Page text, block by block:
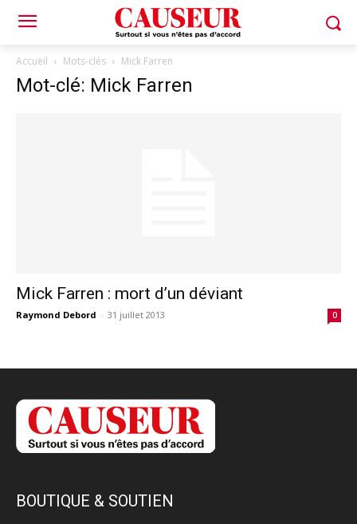
Accueil Mots-clés Mick Farren
Mot-clé: Mick Farren
Mick Farren : mort d’un déviant
Raymond Debord - 31 juillet 2013 0
BOUTIQUE & SOUTIEN